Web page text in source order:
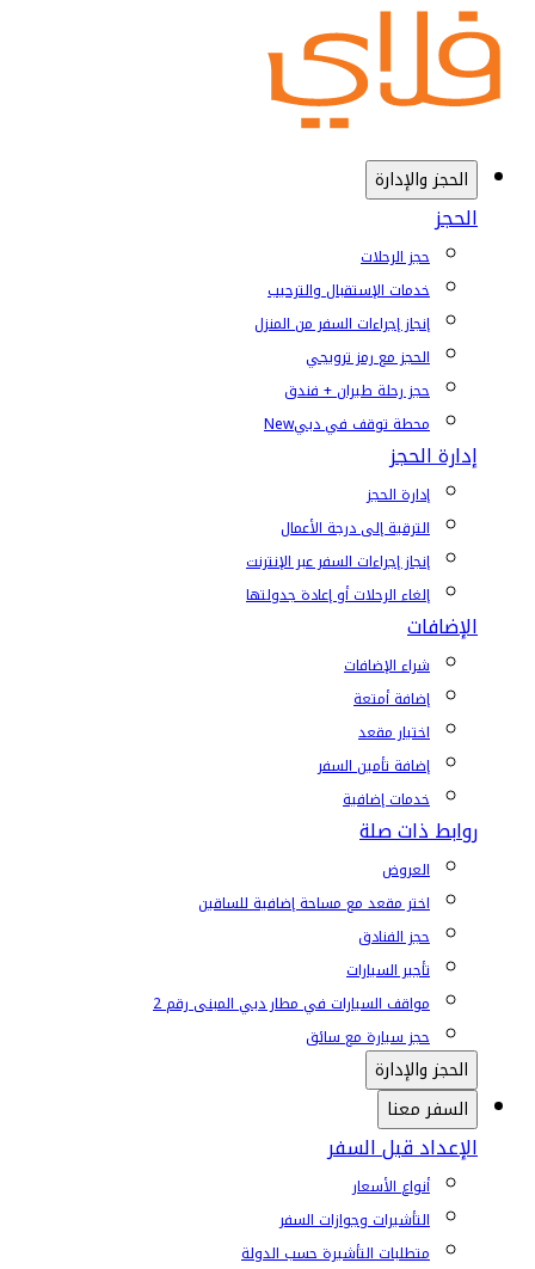
الحجز والإدارة
الحجز
حجز الرحلات
خدمات الإستقبال والترحيب
إنجاز إجراءات السفر من المنزل
الحجز مع رمز ترويجي
حجز رحلة طيران + فندق
محطة توقف في دبيNew
إدارة الحجز
إدارة الحجز
الترقية إلى درجة الأعمال
إنجاز إجراءات السفر عبر الإنترنت
إلغاء الرحلات أو إعادة جدولتها
الإضافات
شراء الإضافات
إضافة أمتعة
اختيار مقعد
إضافة تأمين السفر
خدمات إضافية
روابط ذات صلة
العروض
اختر مقعد مع مساحة إضافية للساقين
حجز الفنادق
تأجير السيارات
مواقف السيارات في مطار دبي المبنى رقم 2
حجز سيارة مع سائق
الحجز والإدارة
السفر معنا
الإعداد قبل السفر
أنواع الأسعار
التأشيرات وجوازات السفر
متطلبات التأشيرة حسب الدولة